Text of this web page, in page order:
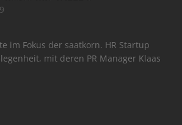
im Fokus der saatkorn. HR Startup
mit deren PR Manager Klaas